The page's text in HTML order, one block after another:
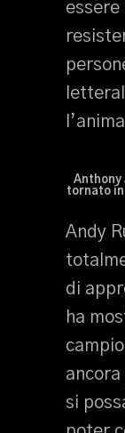
essere
tornato in
Andy
di
ha
si